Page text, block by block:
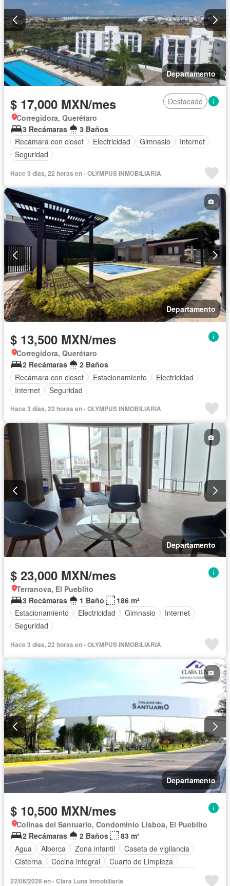
Departamento
$ 17,000 MXN/mes
Destacado
Corregidora, Querétaro
3 Recámaras
3 Baños
Recámara con closet
Electricidad Gimnasio
Internet
Seguridad
Hace 3 días, 22 horas en - OLYMPUS INMOBILIARIA
Departamento
$ 13,500 MXN/mes
Corregidora, Querétaro
2 Recámaras
2 Baños
Recámara con closet
Estacionamiento
Electricidad
Internet
Seguridad
Hace 3 días, 22 horas en - OLYMPUS INMOBILIARIA
Departamento
$ 23,000 MXN/mes
Terranova, El Pueblito
3 Recámaras
1 Baño
186 m²
Estacionamiento
Electricidad Gimnasio
Internet
Seguridad
Hace 3 días, 22 horas en - OLYMPUS INMOBILIARIA
Departamento
$ 10,500 MXN/mes
Colinas del Santuario, Condominio Lisboa, El Pueblito
2 Recámaras
2 Baños
83 m²
Agua
Alberca Zona infantil
Caseta de vigilancia
Cisterna
Cocina integral
Cuarto de Limpieza
22/06/2026 en - Clara Luna Inmobiliaria